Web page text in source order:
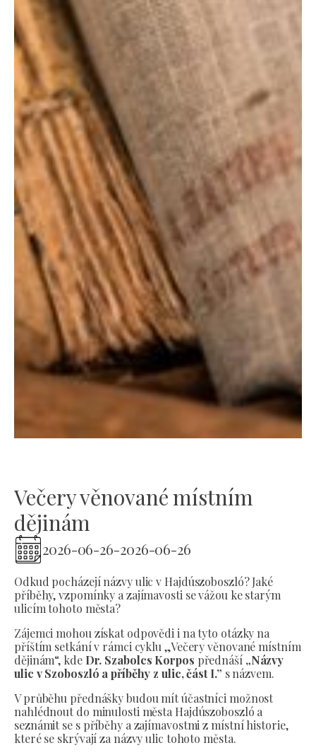
Večery věnované místním
dějinám
2026-06-26-2026-06-26
Odkud pocházejí názvy ulic v Hajdúszoboszló? Jaké
příběhy, vzpomínky a zajímavosti se vážou ke starým
ulicím tohoto města?
Zájemci mohou získat odpovědi i na tyto otázky na
příštím setkání v rámci cyklu „Večery věnované místním
dějinám“, kde Dr. Szabolcs Korpos přednáší „Názvy
ulic v Szoboszló a příběhy z ulic, část I.” s názvem.
V průběhu přednášky budou mít účastníci možnost
nahlédnout do minulosti města Hajdúszoboszló a
seznámit se s příběhy a zajímavostmi z místní historie,
které se skrývají za názvy ulic tohoto města.